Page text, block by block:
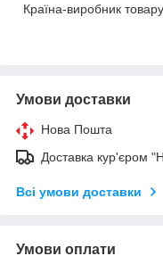
Країна-виробник товару
Умови доставки
Нова Пошта
Доставка кур'єром
Всі умови доставки
Умови оплати